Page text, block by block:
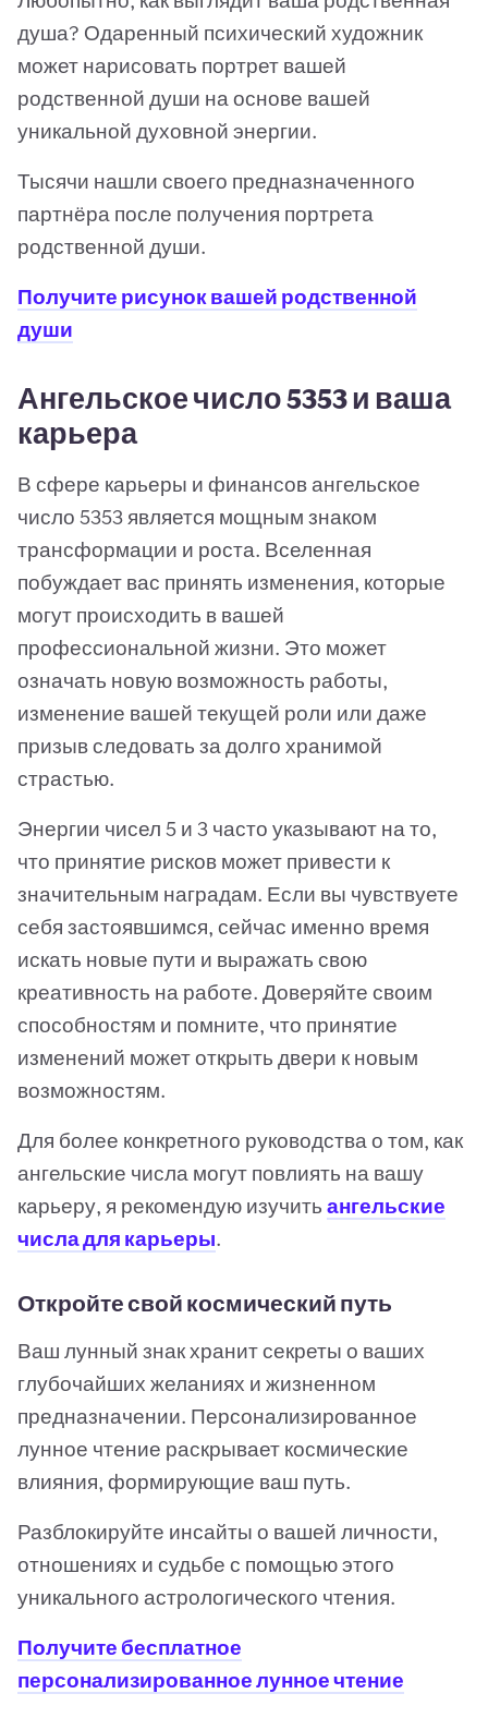
душа? Одаренный психический художник
может нарисовать портрет вашей
родственной души на основе вашей
уникальной духовной энергии.
Тысячи нашли своего предназначенного
партнёра после получения портрета
родственной души.
Получите рисунок вашей родственной
души
Ангельское число 5353 и ваша
карьера
В сфере карьеры и финансов ангельское
число 5353 является мощным знаком
трансформации и роста. Вселенная
побуждает вас принять изменения, которые
могут происходить в вашей
профессиональной жизни. Это может
означать новую возможность работы,
изменение вашей текущей роли или даже
призыв следовать за долго хранимой
страстью.
Энергии чисел 5 и 3 часто указывают на то,
что принятие рисков может привести к
значительным наградам. Если вы чувствуете
себя застоявшимся, сейчас именно время
искать новые пути и выражать свою
креативность на работе. Доверяйте своим
способностям и помните, что принятие
изменений может открыть двери к новым
возможностям.
Для более конкретного руководства о том, как
ангельские числа могут повлиять на вашу
карьеру, я рекомендую изучить ангельские
числа для карьеры.
Откройте свой космический путь
Ваш лунный знак хранит секреты о ваших
глубочайших желаниях и жизненном
предназначении. Персонализированное
лунное чтение раскрывает космические
влияния, формирующие ваш путь.
Разблокируйте инсайты о вашей личности,
отношениях и судьбе с помощью этого
уникального астрологического чтения.
Получите бесплатное
персонализированное лунное чтение